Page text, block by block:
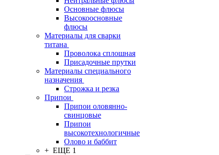
Основные флюсы
Высокоосновные
флюсы
Материалы для сварки
титана
Проволока сплошная
Присадочные прутки
Материалы специального
назначения
Строжка и резка
Припои
Припои оловянно-
свинцовые
Припои
высокотехнологичные
Олово и баббит
+ ЕЩЕ 1